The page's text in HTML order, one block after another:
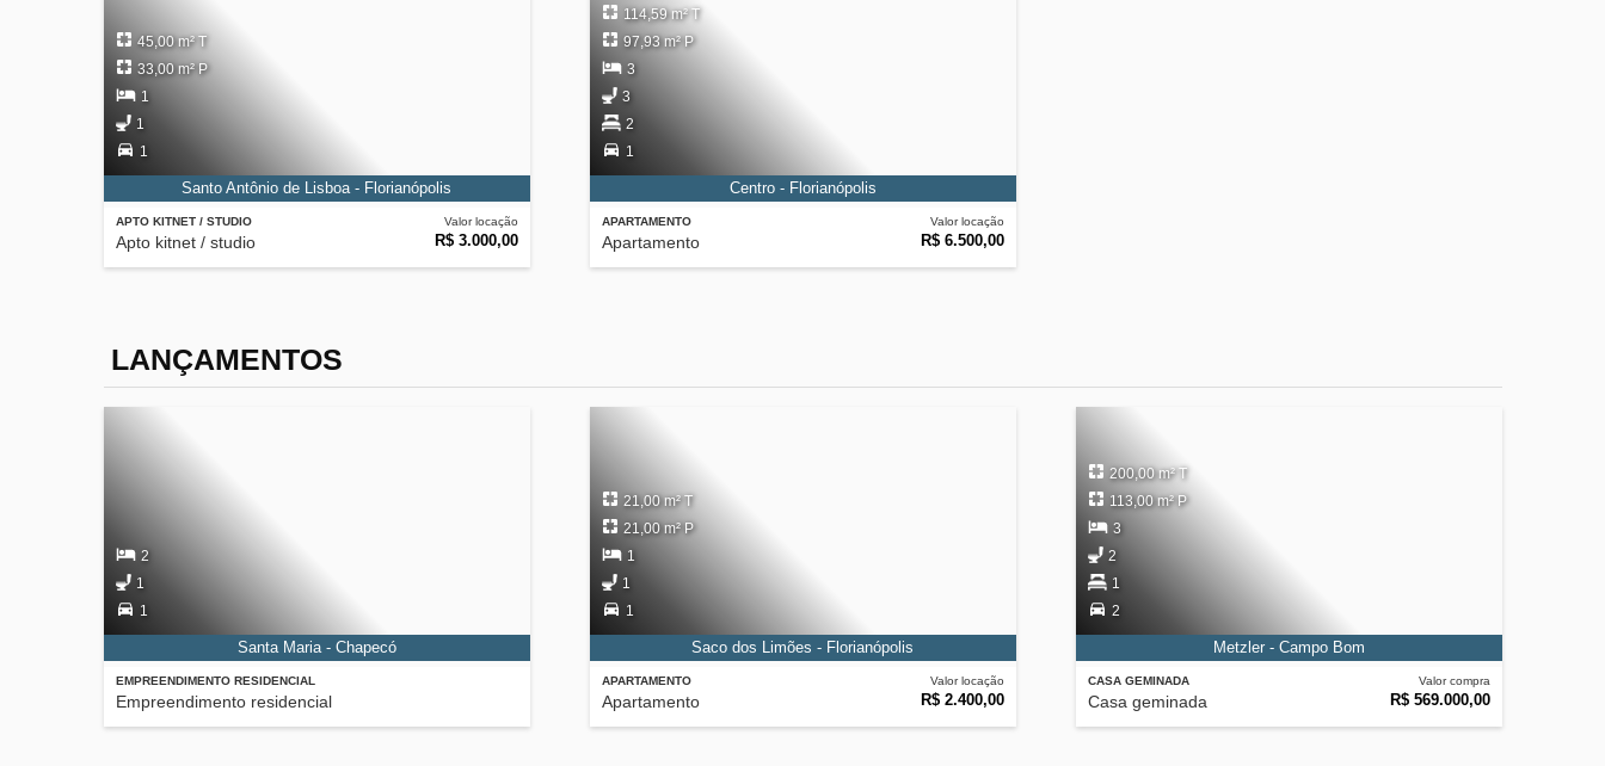
APTO KITNET / STUDIO
Apto kitnet / studio
Valor locação
R$ 3.000,00
45,00 m² T
33,00 m² P
1
1
1
Santo Antônio de Lisboa - Florianópolis
APARTAMENTO
Apartamento
Valor locação
R$ 6.500,00
114,59 m² T
97,93 m² P
3
3
2
1
Centro - Florianópolis
LANÇAMENTOS
EMPREENDIMENTO RESIDENCIAL
Empreendimento residencial
2
1
1
Santa Maria - Chapecó
APARTAMENTO
Apartamento
Valor locação
R$ 2.400,00
21,00 m² T
21,00 m² P
1
1
1
Saco dos Limões - Florianópolis
CASA GEMINADA
Casa geminada
Valor compra
R$ 569.000,00
200,00 m² T
113,00 m² P
3
2
1
2
Metzler - Campo Bom